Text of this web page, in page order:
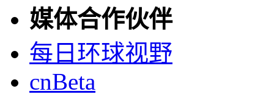
媒体合作伙伴
每日环球视野
cnBeta